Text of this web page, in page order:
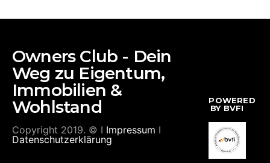
Owners Club - Dein
Weg zu Eigentum,
Immobilien &
Wohlstand
Copyright 2019. © I Impressum I
Datenschutzerklärung
POWERED
BY BVFI